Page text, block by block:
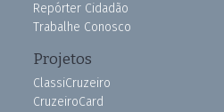
Repórter Cidadão
Trabalhe Conosco
Projetos
ClassiCruzeiro
CruzeiroCard